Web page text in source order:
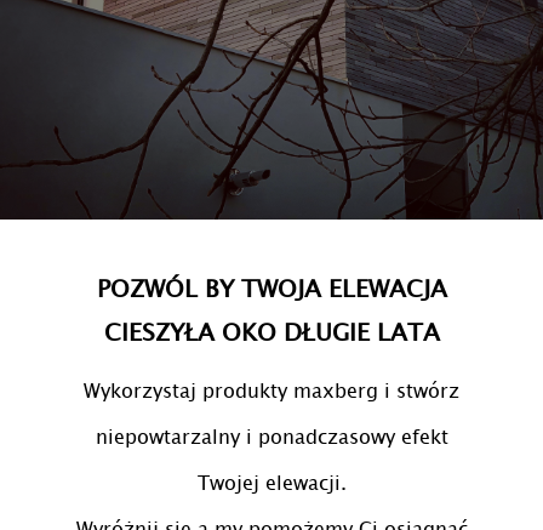
POZWÓL BY TWOJA ELEWACJA
CIESZYŁA OKO DŁUGIE LATA
Wykorzystaj produkty maxberg i stwórz
niepowtarzalny i ponadczasowy efekt
Twojej elewacji.